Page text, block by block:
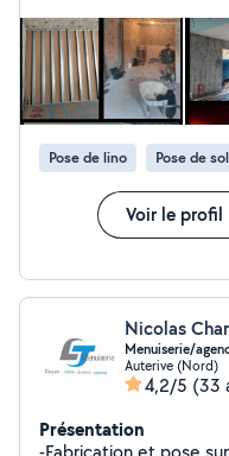
Pose de lino Pose de sol
Voir le profil
Nicolas
Menuiserie/
Auterive (Nord)
4,2/5 (33
Présentation